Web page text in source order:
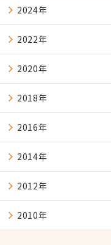
2024年
2022年
2020年
2018年
2016年
2014年
2012年
2010年